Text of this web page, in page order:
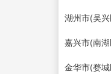
湖州市(吴
嘉兴市(南
金华市(婺